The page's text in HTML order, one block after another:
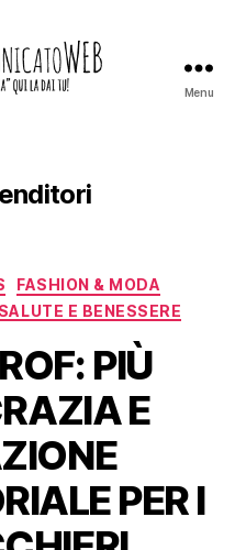
Menu
FASHION & MODA
SALUTE E BENESSERE
PIÙ
E
PER I